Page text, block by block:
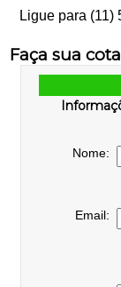
Ligue para (11)
Faça sua
Nome:
Email: